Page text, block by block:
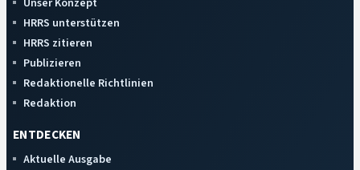
HRRS unterstützen
HRRS zitieren
Publizieren
Redaktionelle Richtlinien
Redaktion
ENTDECKEN
Aktuelle Ausgabe